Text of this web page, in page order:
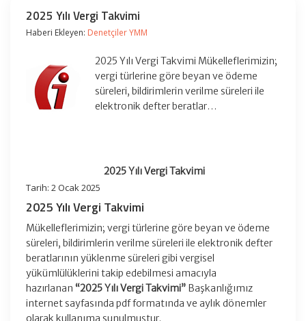
2025 Yılı Vergi Takvimi
Haberi Ekleyen: Denetçiler YMM
2025 Yılı Vergi Takvimi Mükelleflerimizin;
vergi türlerine göre beyan ve ödeme
süreleri, bildirimlerin verilme süreleri ile
elektronik defter beratlar…
2025 Yılı Vergi Takvimi
Tarih: 2 Ocak 2025
2025 Yılı Vergi Takvimi
Mükelleflerimizin; vergi türlerine göre beyan ve ödeme
süreleri, bildirimlerin verilme süreleri ile elektronik defter
beratlarının yüklenme süreleri gibi vergisel
yükümlülüklerini takip edebilmesi amacıyla
hazırlanan “2025 Yılı Vergi Takvimi” Başkanlığımız
internet sayfasında pdf formatında ve aylık dönemler
olarak kullanıma sunulmuştur.